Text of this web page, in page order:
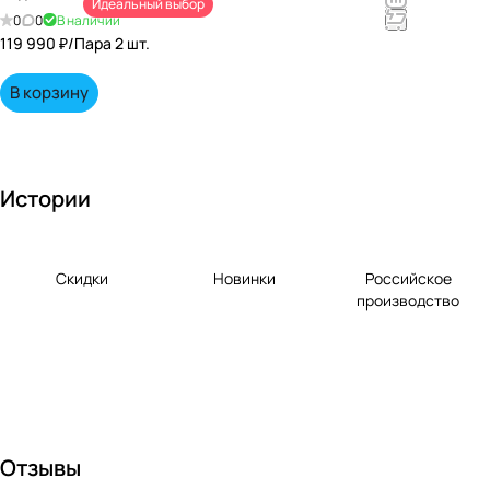
непревзойд
0 0 В наличии
Идеальный выбор
119 990 ₽/Пара 2 шт.
В корзину
Истории
Скидки Новинки
Российское
производство
Отзывы